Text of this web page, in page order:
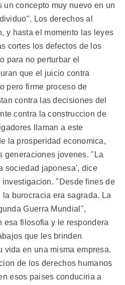
concepto muy nuevo en un
Los derechos al
y hasta el momento las leyes
cortes los defectos de los
para no perturbar el
que el juicio contra
pero firme proceso de
contra las decisiones del
contra la construccion de
llaman a este
la prosperidad economica,
generaciones jovenes. "La
sociedad japonesa', dice
"Desde fines de
burocracia era sagrada. La
Guerra Mundial",
esa filosofia y le respondera
que les brinden
vida en una misma empresa.
de los derechos humanos
esos paises conduciria a